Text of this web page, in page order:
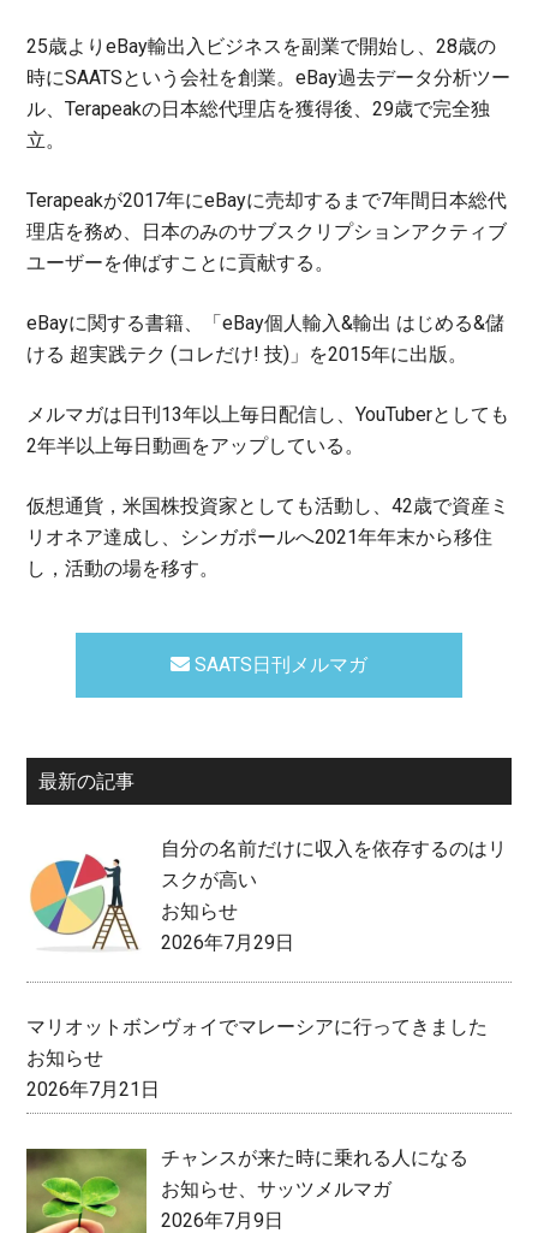
25歳よりeBay輸出入ビジネスを副業で開始し、28歳の
時にSAATSという会社を創業。eBay過去データ分析ツー
ル、Terapeakの日本総代理店を獲得後、29歳で完全独
立。
Terapeakが2017年にeBayに売却するまで7年間日本総代
理店を務め、日本のみのサブスクリプションアクティブ
ユーザーを伸ばすことに貢献する。
eBayに関する書籍、「eBay個人輸入&輸出 はじめる&儲
ける 超実践テク (コレだけ! 技)」を2015年に出版。
メルマガは日刊13年以上毎日配信し、YouTuberとしても
2年半以上毎日動画をアップしている。
仮想通貨，米国株投資家としても活動し、42歳で資産ミ
リオネア達成し、シンガポールへ2021年年末から移住
し，活動の場を移す。
SAATS日刊メルマガ
最新の記事
自分の名前だけに収入を依存するのはリ
スクが高い
お知らせ
2026年7月29日
マリオットボンヴォイでマレーシアに行ってきました
お知らせ
2026年7月21日
チャンスが来た時に乗れる人になる
お知らせ、サッツメルマガ
2026年7月9日